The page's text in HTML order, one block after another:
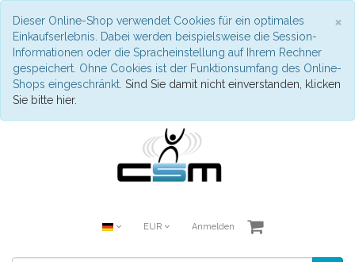
×
Dieser Online-Shop verwendet Cookies für ein optimales
Einkaufserlebnis. Dabei werden beispielsweise die Session-
Informationen oder die Spracheinstellung auf Ihrem Rechner
gespeichert. Ohne Cookies ist der Funktionsumfang des Online-
Shops eingeschränkt. Sind Sie damit nicht einverstanden, klicken
Sie bitte hier.
EUR Anmelden